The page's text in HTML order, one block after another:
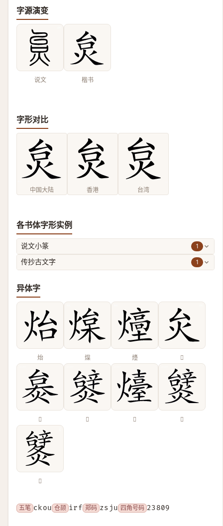
字源演变
说文 楷书
字形对比
中国大陆 香港 台湾
各书体字形实例
说文小篆 1
传抄古文字 1
异体字
炲 㷘 㸀 𤆃
𤊜 𤐮 𤐽 𤒞
𨐹
五笔 ckou 仓颉 irf 郑码 zsju 四角号码 23809